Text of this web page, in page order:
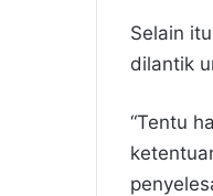
Selain
dilantik
“Tentu